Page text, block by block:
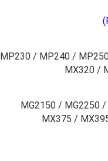
MP230 / MP240 /
MX320 /
MG2150 / MG2250
MX375 /